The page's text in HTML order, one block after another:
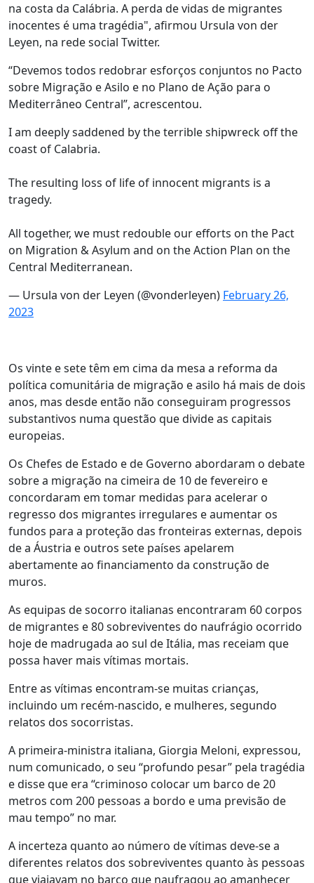
na costa da Calábria. A perda de vidas de migrantes
inocentes é uma tragédia", afirmou Ursula von der
Leyen, na rede social Twitter.
“Devemos todos redobrar esforços conjuntos no Pacto
sobre Migração e Asilo e no Plano de Ação para o
Mediterrâneo Central”, acrescentou.
I am deeply saddened by the terrible shipwreck off the
coast of Calabria.
The resulting loss of life of innocent migrants is a
tragedy.
All together, we must redouble our efforts on the Pact
on Migration & Asylum and on the Action Plan on the
Central Mediterranean.
— Ursula von der Leyen (@vonderleyen) February 26,
2023
Os vinte e sete têm em cima da mesa a reforma da
política comunitária de migração e asilo há mais de dois
anos, mas desde então não conseguiram progressos
substantivos numa questão que divide as capitais
europeias.
Os Chefes de Estado e de Governo abordaram o debate
sobre a migração na cimeira de 10 de fevereiro e
concordaram em tomar medidas para acelerar o
regresso dos migrantes irregulares e aumentar os
fundos para a proteção das fronteiras externas, depois
de a Áustria e outros sete países apelarem
abertamente ao financiamento da construção de
muros.
As equipas de socorro italianas encontraram 60 corpos
de migrantes e 80 sobreviventes do naufrágio ocorrido
hoje de madrugada ao sul de Itália, mas receiam que
possa haver mais vítimas mortais.
Entre as vítimas encontram-se muitas crianças,
incluindo um recém-nascido, e mulheres, segundo
relatos dos socorristas.
A primeira-ministra italiana, Giorgia Meloni, expressou,
num comunicado, o seu “profundo pesar” pela tragédia
e disse que era “criminoso colocar um barco de 20
metros com 200 pessoas a bordo e uma previsão de
mau tempo” no mar.
A incerteza quanto ao número de vítimas deve-se a
diferentes relatos dos sobreviventes quanto às pessoas
que viajavam no barco que naufragou ao amanhecer